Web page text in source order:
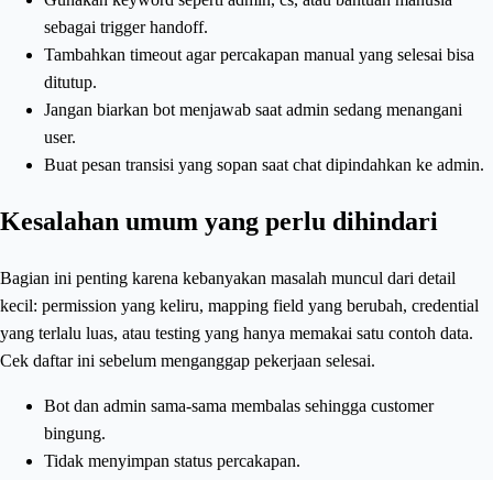
sebagai trigger handoff.
Tambahkan timeout agar percakapan manual yang selesai bisa
ditutup.
Jangan biarkan bot menjawab saat admin sedang menangani
user.
Buat pesan transisi yang sopan saat chat dipindahkan ke admin.
Kesalahan umum yang perlu dihindari
Bagian ini penting karena kebanyakan masalah muncul dari detail
kecil: permission yang keliru, mapping field yang berubah, credential
yang terlalu luas, atau testing yang hanya memakai satu contoh data.
Cek daftar ini sebelum menganggap pekerjaan selesai.
Bot dan admin sama-sama membalas sehingga customer
bingung.
Tidak menyimpan status percakapan.